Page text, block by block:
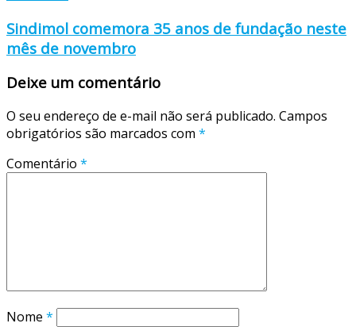
Sindimol comemora 35 anos de fundação neste
mês de novembro
Deixe um comentário
O seu endereço de e-mail não será publicado. Campos
obrigatórios são marcados com *
Comentário *
Nome *